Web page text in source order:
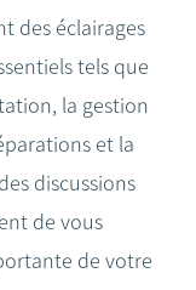
des éclairages
tels que
la gestion
et la
discussions
de vous
de votre